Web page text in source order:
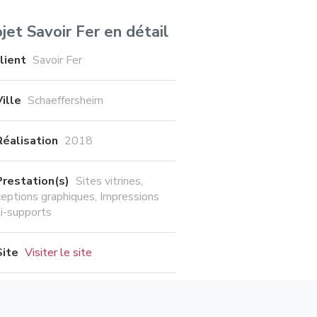
Savoir Fer en détail
Savoir Fer
Schaeffersheim
2018
Sites vitrines
graphiques Impressions
supports
Visiter le site